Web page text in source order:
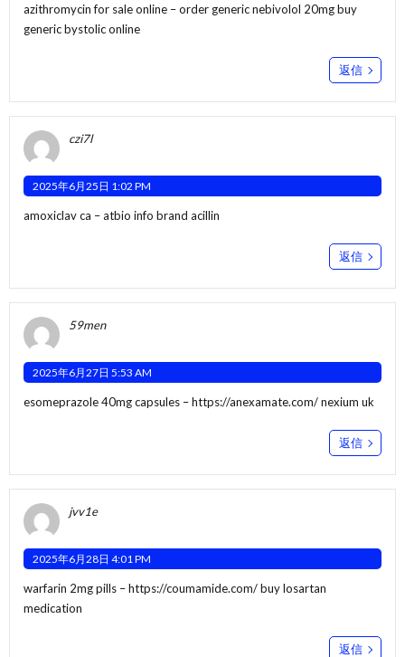
azithromycin for sale online –order generic nebivolol 20mgbuy
generic bystolic online
返信
czi7l
2025年6月25日 1:02 PM
amoxiclav ca –atbio info brand acillin
返信
59men
2025年6月27日 5:53 AM
esomeprazole 40mg capsules –https://anexamate.com/nexium uk
返信
jvv1e
2025年6月28日 4:01 PM
warfarin 2mg pills –https://coumamide.com/buy losartan
medication
返信